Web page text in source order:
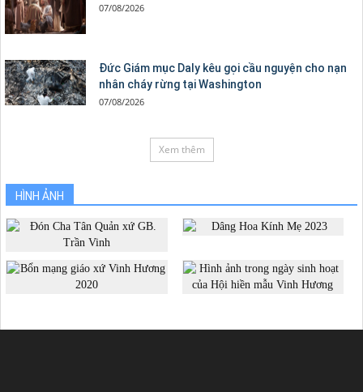
07/08/2026
Đức Giám mục Daly kêu gọi cầu nguyện cho nạn
nhân cháy rừng tại Washington
07/08/2026
Xem thêm
HÌNH ẢNH